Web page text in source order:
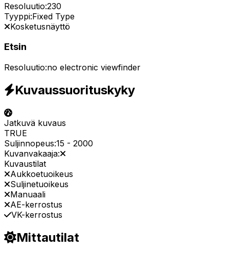
Resoluutio:230
Tyyppi:Fixed Type
Kosketusnäyttö
Etsin
Resoluutio:no electronic viewfinder
Kuvaussuorituskyky
Jatkuvä kuvaus
TRUE
Suljinnopeus:15 - 2000
Kuvanvakaaja:
Kuvaustilat
Aukkoetuoikeus
Suljinetuoikeus
Manuaali
AE-kerrostus
VK-kerrostus
Mittautilat